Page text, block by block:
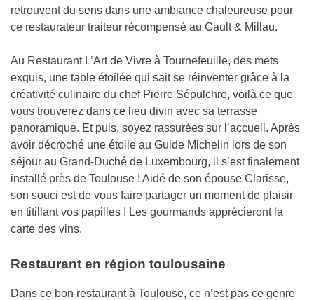
retrouvent du sens dans une ambiance chaleureuse pour
ce restaurateur traiteur récompensé au Gault & Millau.
Au Restaurant L’Art de Vivre à Tournefeuille, des mets
exquis, une table étoilée qui sait se réinventer grâce à la
créativité culinaire du chef Pierre Sépulchre, voilà ce que
vous trouverez dans ce lieu divin avec sa terrasse
panoramique. Et puis, soyez rassurées sur l’accueil. Après
avoir décroché une étoile au Guide Michelin lors de son
séjour au Grand-Duché de Luxembourg, il s’est finalement
installé près de Toulouse ! Aidé de son épouse Clarisse,
son souci est de vous faire partager un moment de plaisir
en titillant vos papilles ! Les gourmands apprécieront la
carte des vins.
Restaurant en région toulousaine
Dans ce bon restaurant à Toulouse, ce n’est pas ce genre